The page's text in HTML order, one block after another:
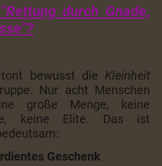
durch Gnade,
bewusst die Kleinheit
Nur acht Menschen
große Menge, keine
keine Elite. Das ist
Geschenk